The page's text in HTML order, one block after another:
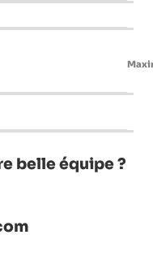
belle équipe ?